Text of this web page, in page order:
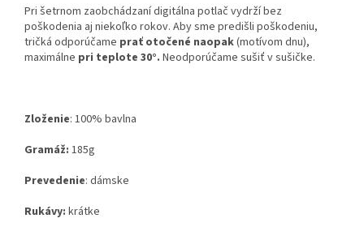
Pri šetrnom zaobchádzaní digitálna potlač vydrží bez
poškodenia aj niekoľko rokov. Aby sme predišli poškodeniu,
tričká odporúčame prať otočené naopak(motívom dnu),
maximálne pri teplote 30°. Neodporúčame sušiť v sušičke.
Zloženie: 100% bavlna
Gramáž: 185g
Prevedenie: dámske
Rukávy: krátke